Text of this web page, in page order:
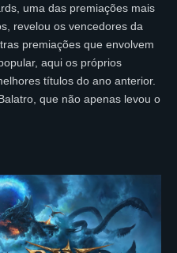
uma das premiações mais
revelou os vencedores da
premiações que envolvem
aqui os próprios
títulos do ano anterior.
que não apenas levou o